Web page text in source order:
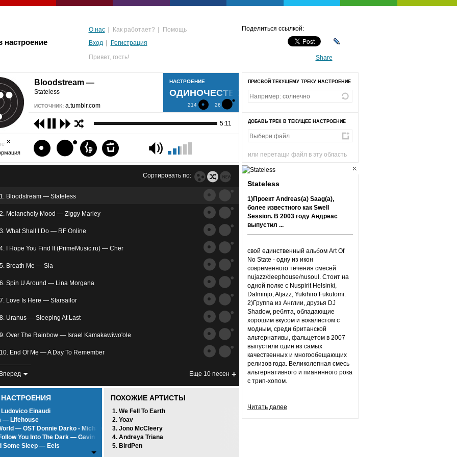
настроение
О нас Как работает?
Помощь
Вход
Регистрация
Привет, гость!
Поделиться ссылкой:
Share
злость
Bloodstream —
Stateless
ИСТОЧНИК: a.tumblr.com
НАСТРОЕНИЕ
ОДИНОЧЕСТВО
214 26
5:11
1. Bloodstream — Stateless кпопаданиям
2. Melancholy Mood — Ziggy Marley кпопаданиям
3. What Shall I Do — RF Online
4. I Hope You Find It (PrimeMusic.ru) — Cher кпопаданиям
5. Breath Me — Sia кпопаданиям
6. Spin U Around — Lina Morgana кпопаданиям
7. Love Is Here — Starsailor кпопаданиям
8. Uranus — Sleeping At Last кпопаданиям
9. Over The Rainbow — Israel Kamakawiwo'ole кпопаданиям
10. End Of Me — A Day To Remember кпопаданиям
11. Hey — The Pixies кпопаданиям
Rafatosman.CoM_Music_Aw2at Fara3' — Rafatosman.CoM
кпопаданиям
14. Matilda — ∆
Inochi No Arikata — Kanno Yugo
Сортировать по:
Еще 10 песен
Вперед
НАСТРОЕНИЯ
Einaudi
— Lifehouse
— OST Donnie Darko - Michael Andrews
Follow You Into The Dark — Gavin Mikhail
Some Sleep — Eels
ПОХОЖИЕ АРТИСТЫ
1. We Fell To Earth
2. Yoav
3. Jono McCleery
4. Andreya Triana
5. BirdPen
ПРИСВОЙ ТЕКУЩЕМУ ТРЕКУ НАСТРОЕНИЕ
ДОБАВЬ ТРЕК В ТЕКУЩЕЕ НАСТРОЕНИЕ
или перетащи файл в эту область
Stateless
1)Проект Andreas(а) Saag(а),
более известного как Swell
Session. В 2003 году Андреас
выпустил ...
свой единственный альбом Art Of
No State - одну из икон
современного течения смесей
nujazz/deephouse/nusoul. Стоит на
одной полке с Nuspirit Helsinki,
Dalminjo, Atjazz, Yukihiro Fukutomi.
2)Группа из Англии, друзья DJ
Shadow, ребята, обладающие
хорошим вкусом и вокалистом с
модным, среди британской
альтернативы, фальцетом в 2007
выпустили один из самых
качественных и многообещающих
релизов года. Великолепная смесь
альтернативного и пианинного рока
с трип-хопом.
Читать далее